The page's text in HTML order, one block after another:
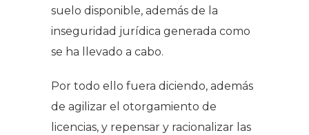
suelo disponible, además de la
inseguridad jurídica generada como
se ha llevado a cabo.
Por todo ello fuera diciendo, además
de agilizar el otorgamiento de
licencias, y repensar y racionalizar las